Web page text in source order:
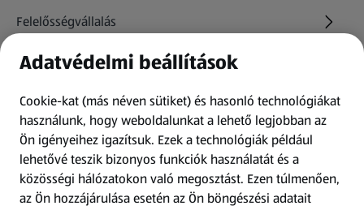
Felelősségvállalás
Információk
Kérdőív
Fizetési lehetőségek
Adatvédelmi beállítások
Cookie-kat (más néven sütiket) és hasonló technológiákat
használunk, hogy weboldalunkat a lehető legjobban az
Ön igényeihez igazítsuk. Ezek a technológiák például
lehetővé teszik bizonyos funkciók használatát és a
közösségi hálózatokon való megosztást. Ezen túlmenően,
az Ön hozzájárulása esetén az Ön böngészési adatait